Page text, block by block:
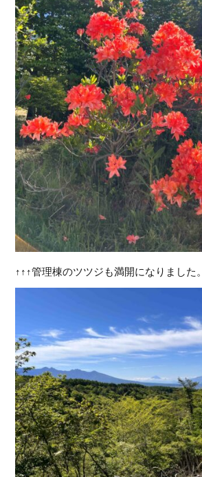
↑↑↑管理棟のツツジも満開になりました。